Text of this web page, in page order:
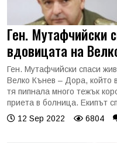
Ген. Мутафчийски
вдовицата на
Ген. Мутафчийски спаси
Велко Кънев – Дора, който
тя пипнала много тежък
приета в болница. Екипът
12 Sep 2022
6804